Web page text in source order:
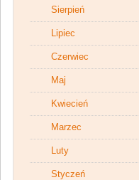
Sierpień
Lipiec
Czerwiec
Maj
Kwiecień
Marzec
Luty
Styczeń